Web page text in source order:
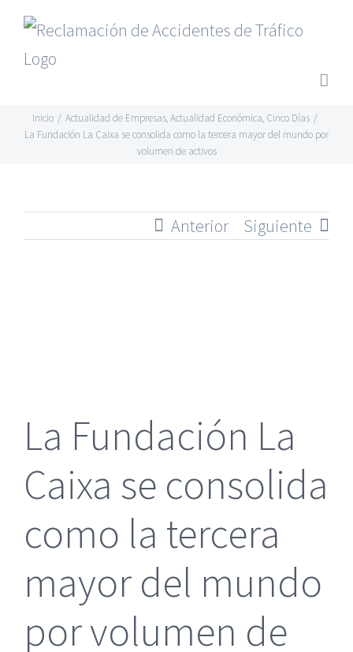
Saltar
contenido
Inicio / Actualidad de Empresas,Actualidad Económica, Cinco Días /
La Fundación La Caixa se consolida como la tercera mayor del mundo por
volumen de activos
Anterior Siguiente
La Fundación La
Caixa se consolida
como la tercera
mayor del mundo
por volumen de